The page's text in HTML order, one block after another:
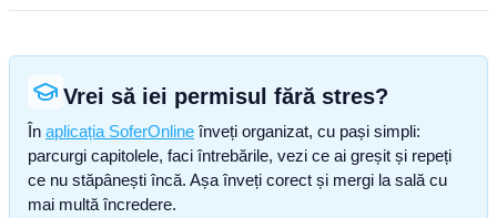
Vrei să iei permisul fără stres?
În aplicația SoferOnline înveți organizat, cu pași simpli:
parcurgi capitolele, faci întrebările, vezi ce ai greșit și repeți
ce nu stăpânești încă. Așa înveți corect și mergi la sală cu
mai multă încredere.